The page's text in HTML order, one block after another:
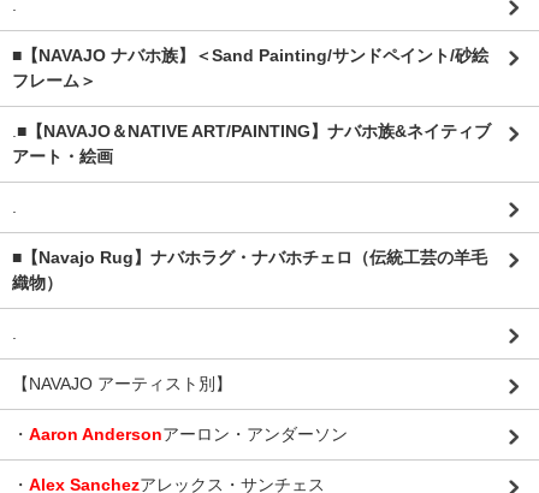
■【NAVAJO ナバホ族】＜Sand Painting/サンドペイント/砂絵
フレーム＞
■【NAVAJO＆NATIVE ART/PAINTING】ナバホ族&ネイティブ
アート・絵画
■【Navajo Rug】ナバホラグ・ナバホチェロ（伝統工芸の羊毛
織物）
【NAVAJO アーティスト別】
・ Aaron Andersonアーロン・アンダーソン
・ Alex Sanchezアレックス・サンチェス